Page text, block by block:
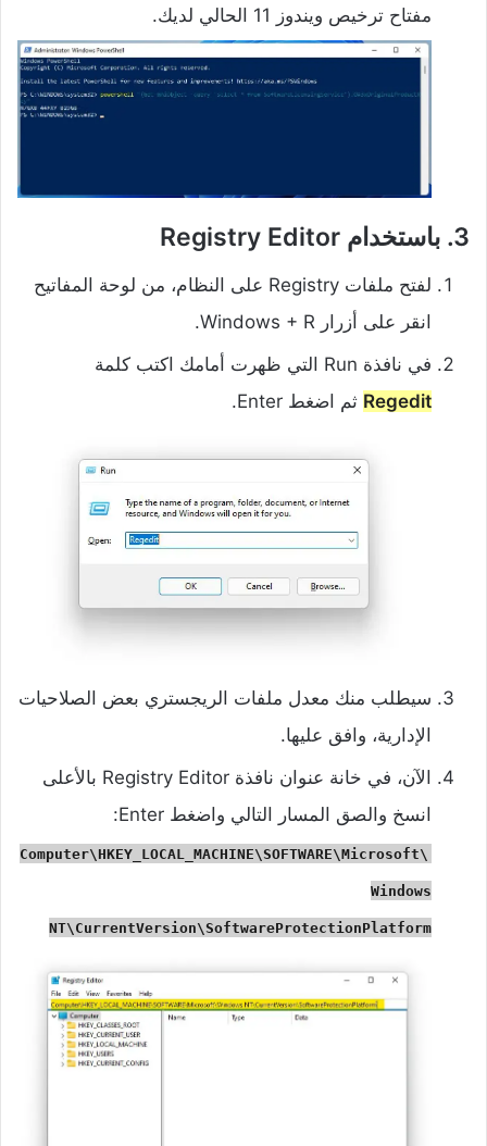
مفتاح ترخيص ويندوز 11 الحالي لديك.
3. باستخدام Registry Editor
لفتح ملفات Registry على النظام، من لوحة المفاتيح
انقر على أزرار Windows + R.
في نافذة Run التي ظهرت أمامك اكتب كلمة
Regedit ثم اضغط Enter.
سيطلب منك معدل ملفات الريجستري بعض الصلاحيات
الإدارية، وافق عليها.
الآن، في خانة عنوان نافذة Registry Editor بالأعلى
انسخ والصق المسار التالي واضغط Enter:
Computer\HKEY_LOCAL_MACHINE\SOFTWARE\Microsoft\
Windows
NT\CurrentVersion\SoftwareProtectionPlatform